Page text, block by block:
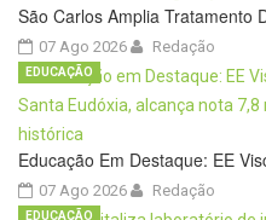
São Carlos Amplia Tratamento
07 Ago 2026 Redação
Educação Em Destaque: EE
07 Ago 2026
EDUCAÇÃO
Redação
EDUCAÇÃO